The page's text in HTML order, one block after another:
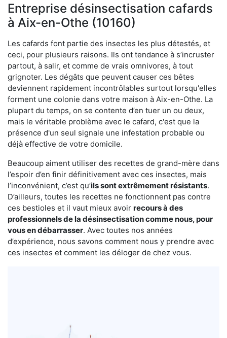
Entreprise désinsectisation cafards
à Aix-en-Othe (10160)
Les cafards font partie des insectes les plus détestés, et
ceci, pour plusieurs raisons. Ils ont tendance à s’incruster
partout, à salir, et comme de vrais omnivores, à tout
grignoter. Les dégâts que peuvent causer ces bêtes
deviennent rapidement incontrôlables surtout lorsqu'elles
forment une colonie dans votre maison à Aix-en-Othe. La
plupart du temps, on se contente d’en tuer un ou deux,
mais le véritable problème avec le cafard, c'est que la
présence d'un seul signale une infestation probable ou
déjà effective de votre domicile.
Beaucoup aiment utiliser des recettes de grand-mère dans
l’espoir d’en finir définitivement avec ces insectes, mais
l’inconvénient, c’est qu’ils sont extrêmement résistants.
D’ailleurs, toutes les recettes ne fonctionnent pas contre
ces bestioles et il vaut mieux avoir recours à des
professionnels de la désinsectisation comme nous, pour
vous en débarrasser. Avec toutes nos années
d’expérience, nous savons comment nous y prendre avec
ces insectes et comment les déloger de chez vous.